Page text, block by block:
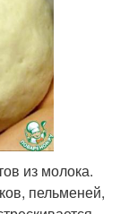
из молока.
пельменей,